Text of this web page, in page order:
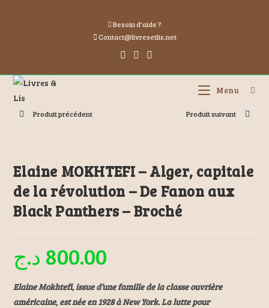
Besoin d'aide ?
Contact@livresetlis.net
Menu
Produit précédent Produit suivant
Elaine MOKHTEFI – Alger, capitale
de la révolution – De Fanon aux
Black Panthers – Broché
800.00 د.ج
Elaine Mokhtefi, issue d’une famille de la classe ouvrière
américaine, est née en 1928 à New York. La lutte pour